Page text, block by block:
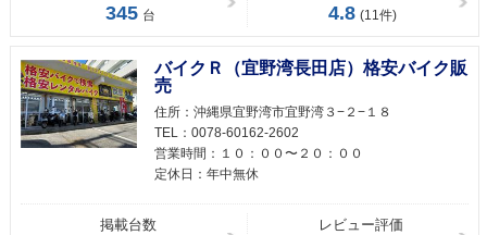
345 台 4.8 (11件)
バイクＲ（宜野湾長田店）格安バイク販
売
住所： 沖縄県宜野湾市宜野湾３−２−１８
TEL： 0078-60162-2602
営業時間： １０：００〜２０：００
定休日： 年中無休
掲載台数 レビュー評価